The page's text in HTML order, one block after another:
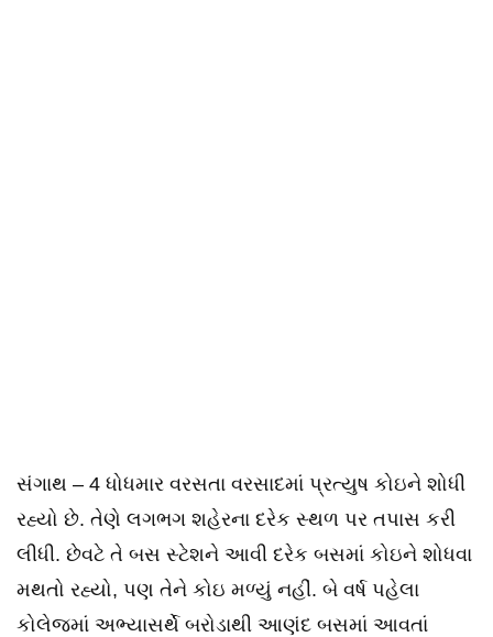
સંગાથ – 4 ધોધમાર વરસતા વરસાદમાં પ્રત્યુષ કોઇને શોધી
રહ્યો છે. તેણે લગભગ શહેરના દરેક સ્થળ પર તપાસ કરી
લીધી. છેવટે તે બસ સ્ટેશને આવી દરેક બસમાં કોઇને શોધવા
મથતો રહ્યો, પણ તેને કોઇ મળ્યું નહીં. બે વર્ષ પહેલા
કોલેજમાં અભ્યાસર્થે બરોડાથી આણંદ બસમાં આવતાં